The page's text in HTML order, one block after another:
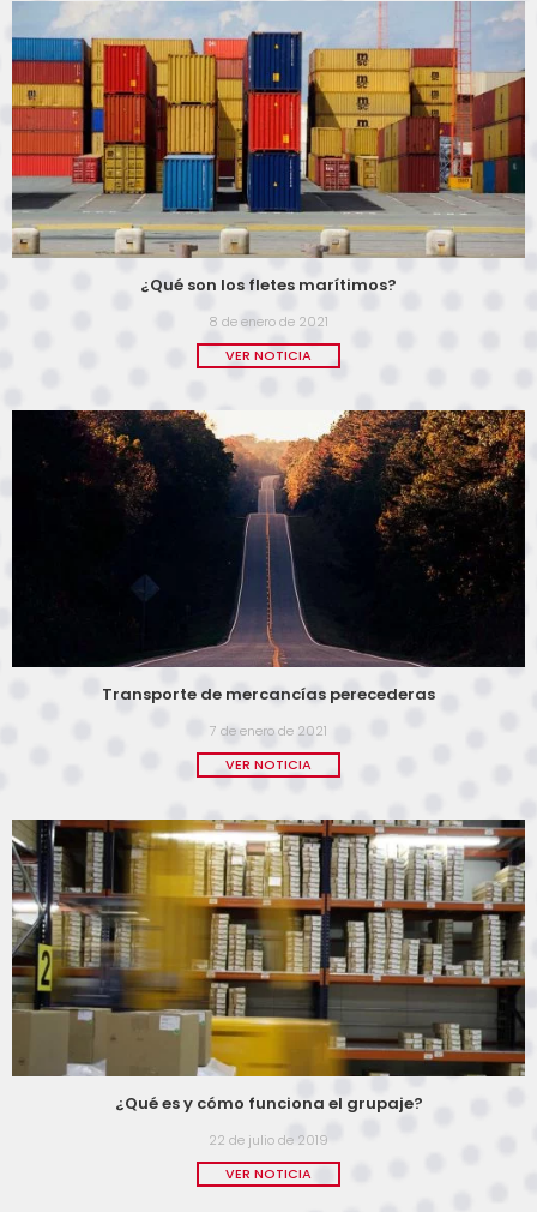
¿Qué son los fletes marítimos?
8 de enero de 2021
VER NOTICIA
Transporte de mercancías perecederas
7 de enero de 2021
VER NOTICIA
¿Qué es y cómo funciona el grupaje?
22 de julio de 2019
VER NOTICIA